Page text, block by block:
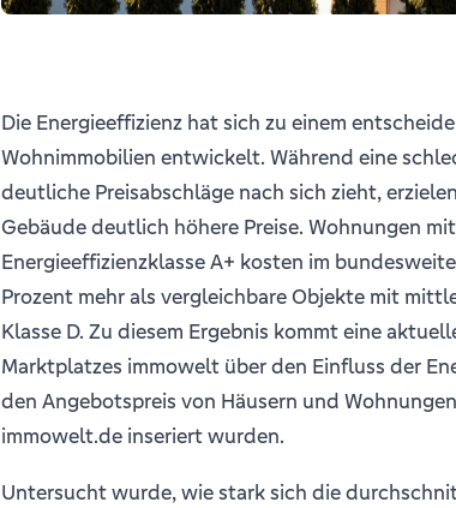
Die Energieeffizienz hat sich zu einem
Wohnimmobilien entwickelt. Während eine
deutliche Preisabschläge nach sich zieht,
Gebäude deutlich höhere Preise. Wohnungen
Energieeffizienzklasse A+ kosten im
Prozent mehr als vergleichbare Objekte mit
Klasse D. Zu diesem Ergebnis kommt eine
Marktplatzes immowelt über den Einfluss der
den Angebotspreis von Häusern und
immowelt.de inseriert wurden.
Untersucht wurde, wie stark sich die